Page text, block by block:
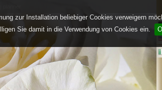
zur Installation beliebiger Cookies verweigern
Sie damit in die Verwendung von Cookies ein.